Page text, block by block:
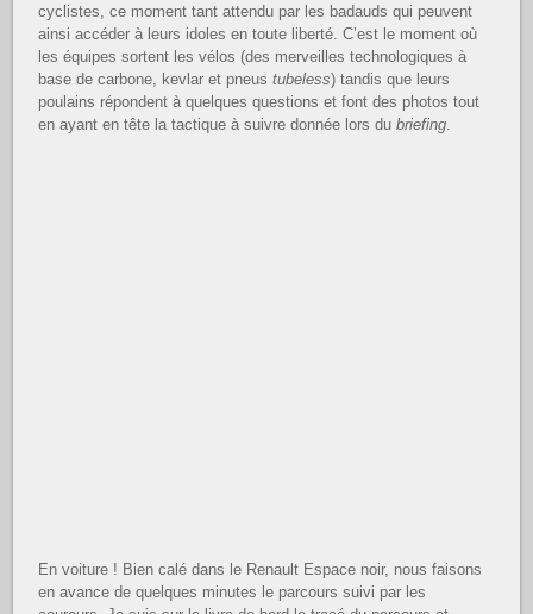
cyclistes, ce moment tant attendu par les badauds qui peuvent
ainsi accéder à leurs idoles en toute liberté. C’est le moment où
les équipes sortent les vélos (des merveilles technologiques à
base de carbone, kevlar et pneustubeless) tandis que leurs
poulains répondent à quelques questions et font des photos tout
en ayant en tête la tactique à suivre donnée lors dubriefing.
En voiture ! Bien calé dans le Renault Espace noir, nous faisons
en avance de quelques minutes le parcours suivi par les